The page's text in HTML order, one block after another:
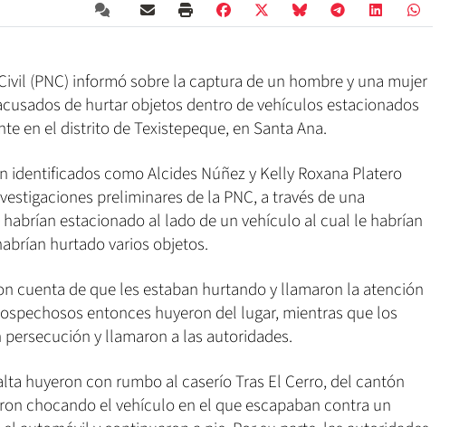
(PNC) informó sobre la captura de un hombre y una mujer
de hurtar objetos dentro de vehículos estacionados
en el distrito de Texistepeque, en Santa Ana.
identificados como Alcides Núñez y Kelly Roxana Platero
preliminares de la PNC, a través de una
estacionado al lado de un vehículo al cual le habrían
hurtado varios objetos.
cuenta de que les estaban hurtando y llamaron la atención
entonces huyeron del lugar, mientras que los
y llamaron a las autoridades.
huyeron con rumbo al caserío Tras El Cerro, del cantón
chocando el vehículo en el que escapaban contra un